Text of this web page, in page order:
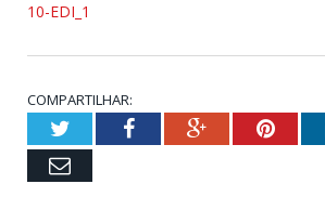
10-EDI_1
COMPARTILHAR:
TwitterFacebookGoogle+
Email